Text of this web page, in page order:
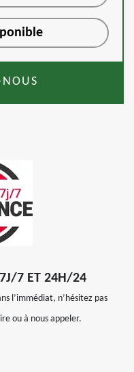
7 ET 24H/24
l’immédiat, n’hésitez pas
ou à nous appeler.